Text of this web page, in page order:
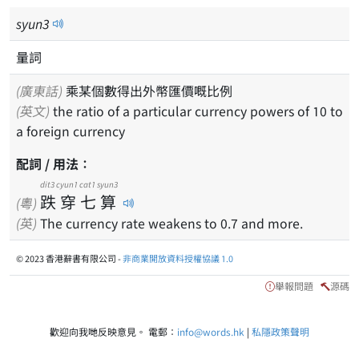
syun3
量詞
(廣東話) 乘某個數得出外幣匯價嘅比例
(英文)
a foreign currency
配詞 / 用法：
(粵) 跌
dit3
穿
cyun1
七
cat1
算
syun3
(英) The currency rate weakens to 0.7 and more.
© 2023 香港辭書有限公司 -非商業開放資料授權協議 1.0
舉報問題 源碼
歡迎向我哋反映意見。 電郵： info@words.hk | 私隱政策聲明